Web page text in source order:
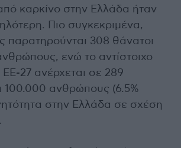
καρκίνο στην Ελλάδα ήταν
Πιο συγκεκριμένα,
παρατηρούνται 308 θάνατοι
ενώ το αντίστοιχο
27 ανέρχεται σε 289
100.000 ανθρώπους (6.5%
στην Ελλάδα σε σχέση
.